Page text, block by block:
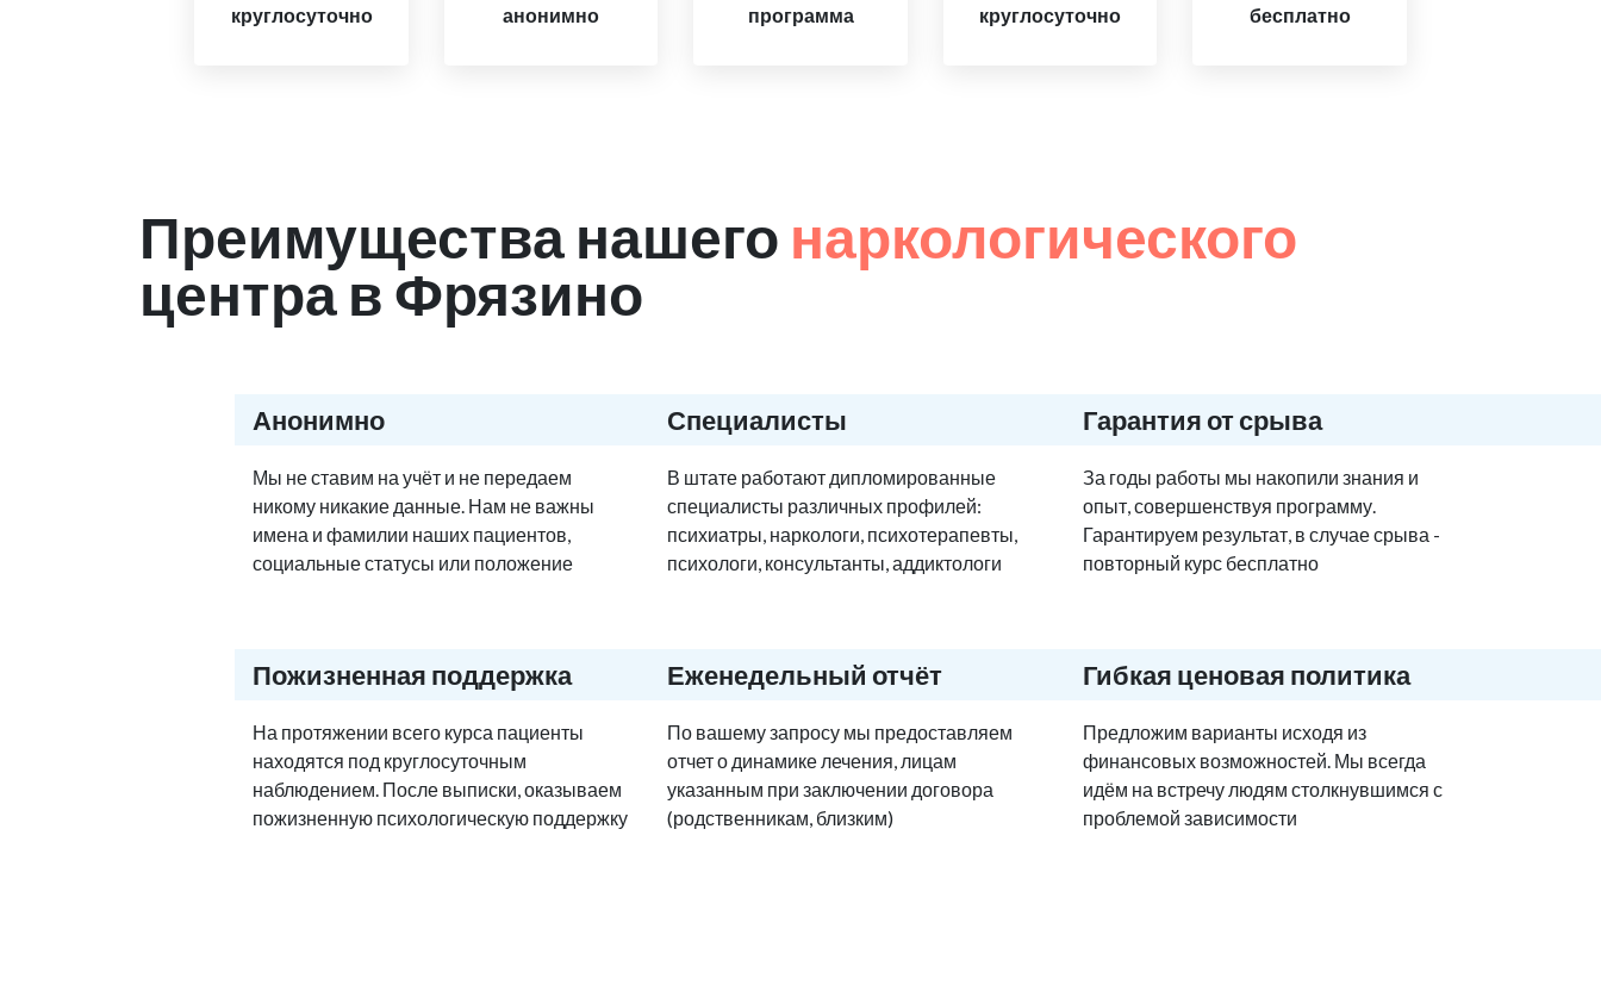
круглосуточно
анонимно
программа
круглосуточно
бесплатно
Преимущества нашего наркологического
центра в Фрязино
Анонимно
Мы не ставим на учёт и не передаем
никому никакие данные. Нам не важны
имена и фамилии наших пациентов,
социальные статусы или положение
Специалисты
В штате работают дипломированные
специалисты различных профилей:
психиатры, наркологи, психотерапевты,
психологи, консультанты, аддиктологи
Гарантия от срыва
За годы работы мы накопили знания и
опыт, совершенствуя программу.
Гарантируем результат, в случае срыва -
повторный курс бесплатно
Пожизненная поддержка
На протяжении всего курса пациенты
находятся под круглосуточным
наблюдением. После выписки, оказываем
пожизненную психологическую поддержку
Еженедельный отчёт
По вашему запросу мы предоставляем
отчет о динамике лечения, лицам
указанным при заключении договора
(родственникам, близким)
Гибкая ценовая политика
Предложим варианты исходя из
финансовых возможностей. Мы всегда
идём на встречу людям столкнувшимся с
проблемой зависимости